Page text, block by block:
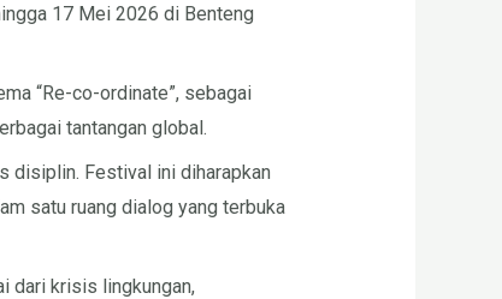
17 Mei 2026 di Benteng
“Re-co-ordinate”, sebagai
tantangan global.
disiplin. Festival ini diharapkan
satu ruang dialog yang terbuka
dari krisis lingkungan,